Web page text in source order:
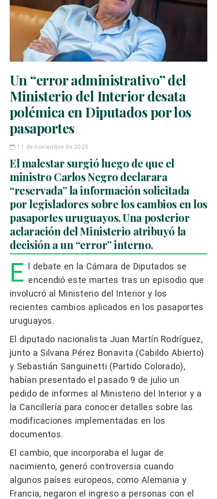
Un “error administrativo” del
Ministerio del Interior desata
polémica en Diputados por los
pasaportes
11 de noviembre de 2025
El malestar surgió luego de que el
ministro Carlos Negro declarara
“reservada” la información solicitada
por legisladores sobre los cambios en los
pasaportes uruguayos. Una posterior
aclaración del Ministerio atribuyó la
decisión a un “error” interno.
E l debate en la Cámara de Diputados se
encendió este martes tras un episodio que
involucró al Ministerio del Interior y los
recientes cambios aplicados en los pasaportes
uruguayos.
El diputado nacionalista Juan Martín Rodríguez,
junto a Silvana Pérez Bonavita (Cabildo Abierto)
y Sebastián Sanguinetti (Partido Colorado),
habían presentado el pasado 9 de julio un
pedido de informes al Ministerio del Interior y a
la Cancillería para conocer detalles sobre las
modificaciones implementadas en los
documentos.
El cambio, que incorporaba el lugar de
nacimiento, generó controversia cuando
algunos países europeos, como Alemania y
Francia, negaron el ingreso a personas con el